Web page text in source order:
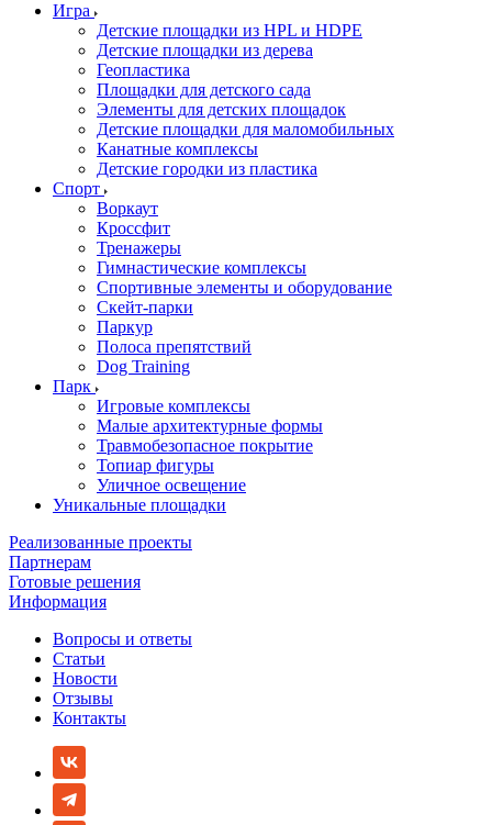
Игра
Детские площадки из HPL и HDPE
Детские площадки из дерева
Геопластика
Площадки для детского сада
Элементы для детских площадок
Детские площадки для маломобильных
Канатные комплексы
Детские городки из пластика
Спорт
Воркаут
Кроссфит
Тренажеры
Гимнастические комплексы
Спортивные элементы и оборудование
Скейт-парки
Паркур
Полоса препятствий
Dog Training
Парк
Игровые комплексы
Малые архитектурные формы
Травмобезопасное покрытие
Топиар фигуры
Уличное освещение
Уникальные площадки
Реализованные проекты
Партнерам
Готовые решения
Информация
Вопросы и ответы
Статьи
Новости
Отзывы
Контакты